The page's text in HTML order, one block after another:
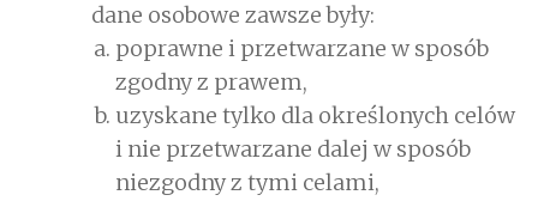
dane osobowe zawsze były:
poprawne i przetwarzane w sposób
zgodny z prawem,
uzyskane tylko dla określonych celów
i nie przetwarzane dalej w sposób
niezgodny z tymi celami,